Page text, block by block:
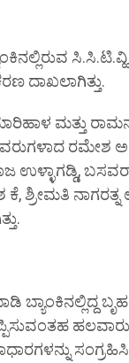
ದಾಖಲಾಗಿತ್ತು.
ಮತ್ತು
ರಮೇಶ
ಉಳ್ಳಾಗಡ್ಡಿ,
ನಾಗರತ್ನ
ಹಲವಾರು